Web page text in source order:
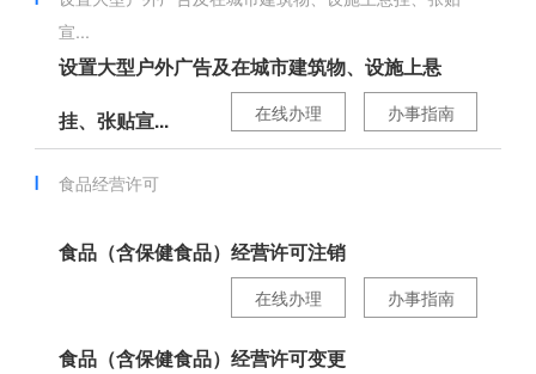
宣...
设置大型户外广告及在城市建筑物、设施上悬
挂、张贴宣... 办事指南
在线办理
食品经营许可
食品（含保健食品）经营许可注销
办事指南
在线办理
食品（含保健食品）经营许可变更